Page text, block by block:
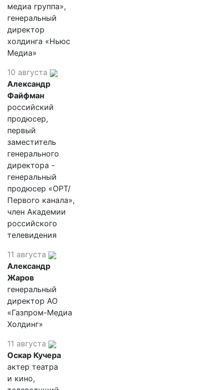
медиа группа»,
генеральный
директор
холдинга «Ньюс
Медиа»
10 августа
Александр
Файфман
российский
продюсер,
первый
заместитель
генерального
директора -
генеральный
продюсер «ОРТ/
Первого канала»,
член Академии
российского
телевидения
11 августа
Александр
Жаров
генеральный
директор АО
«Газпром-Медиа
Холдинг»
11 августа
Оскар Кучера
актер театра
и кино,